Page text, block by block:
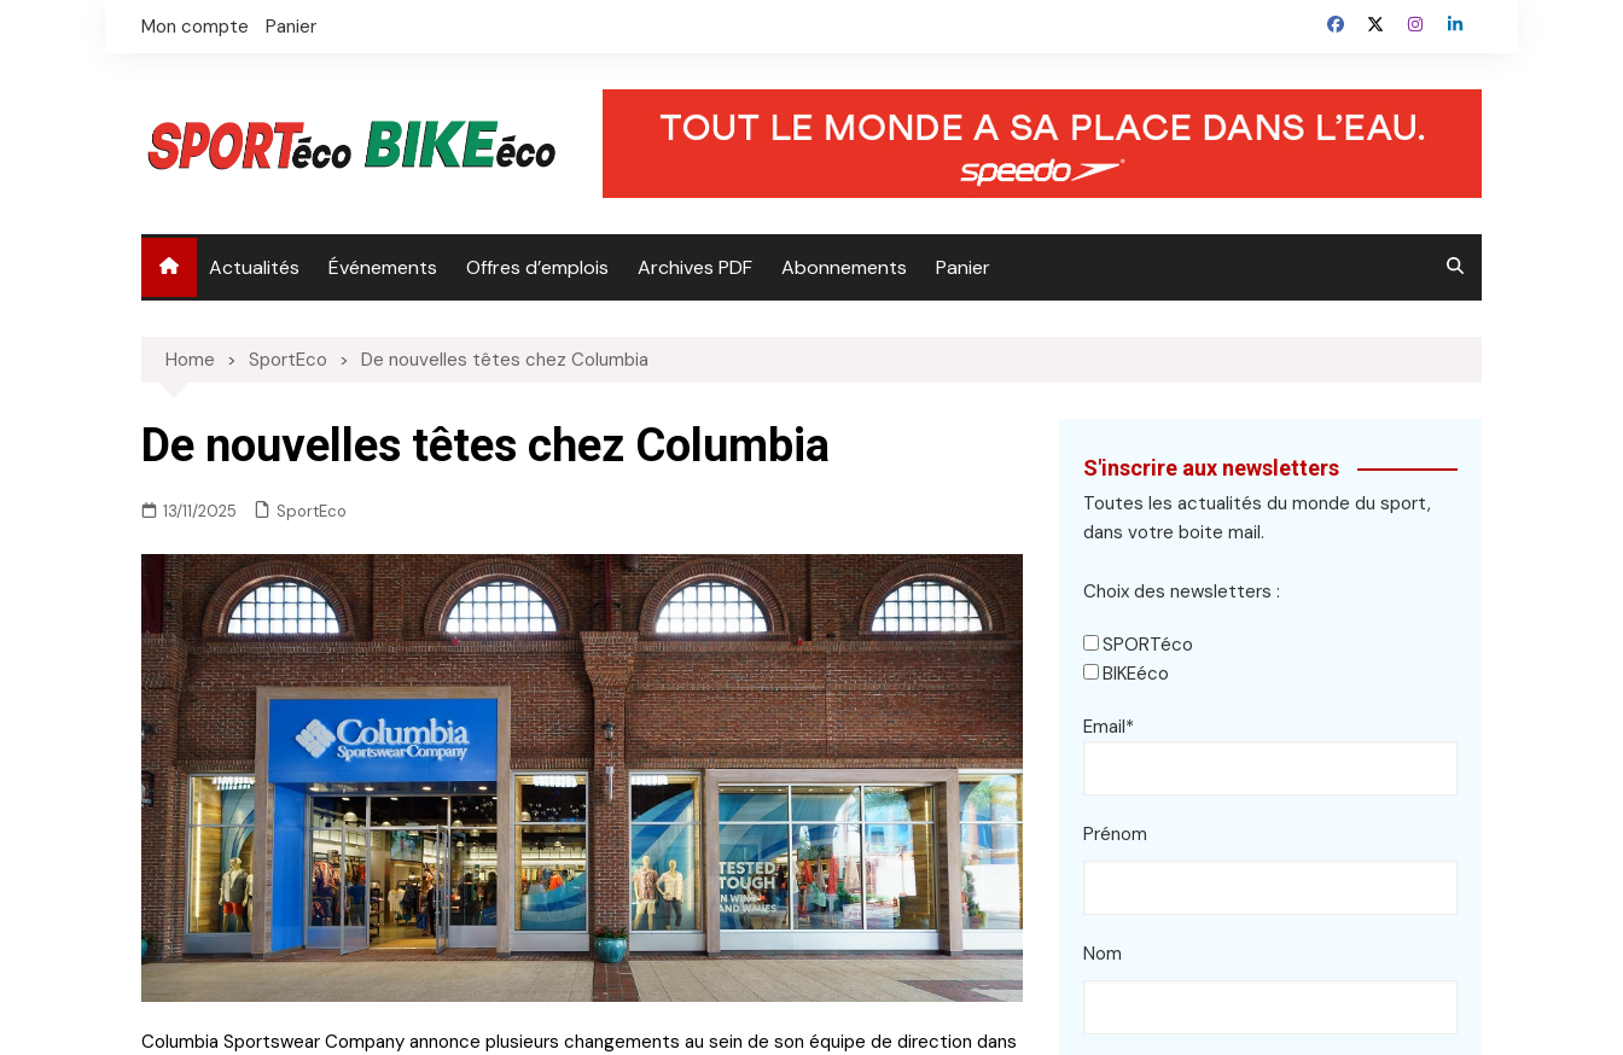
Mon compte Panier
Actualités Événements Offres d’emplois Archives PDF Abonnements Panier
Home SportEco De nouvelles têtes chez Columbia
De nouvelles têtes chez Columbia
13/11/2025 SportEco
Columbia Sportswear Company annonce plusieurs changements au sein de son équipe de direction dans
S'inscrire aux newsletters
Toutes les actualités du monde du sport,
dans votre boite mail.
Choix des newsletters :
SPORTéco
BIKEéco
Email*
Prénom
Nom